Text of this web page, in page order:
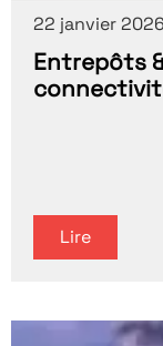
22 janvier 2026
Entrepôts
Lire